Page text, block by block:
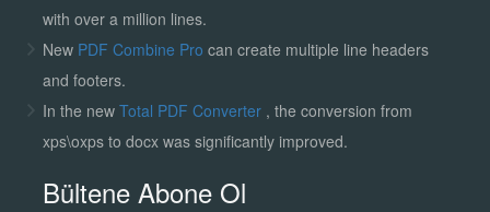
with over a million lines.
New PDF Combine Pro can create multiple line headers
and footers.
In the new Total PDF Converter , the conversion from
xps\oxps to docx was significantly improved.
Bültene Abone Ol